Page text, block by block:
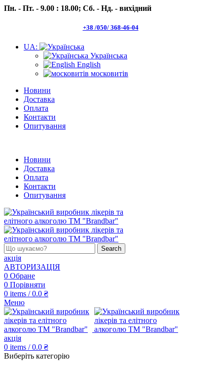
Пн. - Пт. - 9.00 : 18.00; Сб. - Нд. - вихідний
+38 /050/ 368-46-04
UA:
Українська
English
московитів
Новини
Доставка
Оплата
Контакти
Опитування
Новини
Доставка
Оплата
Контакти
Опитування
Search
акція
АВТОРИЗАЦІЯ
0 Обране
0 Порівняти
0 items / 0.0 ₴
Меню
акція
0 items / 0.0 ₴
Виберіть категорію